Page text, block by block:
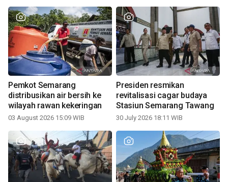
Pemkot Semarang
distribusikan air bersih ke
wilayah rawan kekeringan
03 August 2026 15:09 WIB
Presiden resmikan
revitalisasi cagar budaya
Stasiun Semarang Tawang
30 July 2026 18:11 WIB